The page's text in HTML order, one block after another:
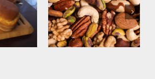
“Parmigiano”
vegetale